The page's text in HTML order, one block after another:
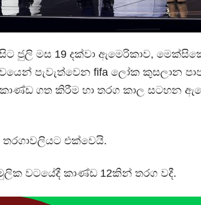
ජුලි මස 19 දක්වා ඇමෙරිකාව,
පැවැත්වෙන fifa ලෝක කුසලාන
ගත කිරීම හා තරග කාල සටහන
තරගාවලියට එක්වෙයි.
වටයේදී කාණ්ඩ 12කින් තරග වදී.